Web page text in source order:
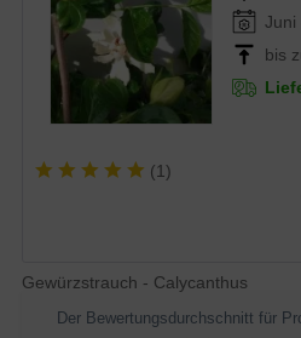
Juni
bis
(1)
Gewürzstrauch - Calycanthus
Der Bewertungsdurchschnitt für